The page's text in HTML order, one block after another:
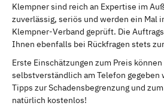
Klempner sind reich an Expertise im
zuverlässig, seriös und werden ein Mal
Klempner-Verband geprüft. Die
Ihnen ebenfalls bei Rückfragen stets
Erste Einschätzungen zum Preis
selbstverständlich am Telefon gegeben
Tipps zur Schadensbegrenzung und
natürlich kostenlos!